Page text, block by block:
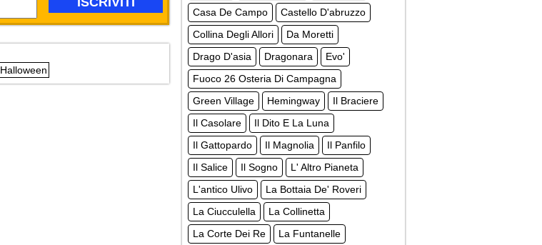
Halloween
Casa De Campo
Castello D'abruzzo
Collina Degli Allori
Da Moretti
Drago D'asia
Dragonara
Evo'
Fuoco 26 Osteria Di Campagna
Green Village
Hemingway
Il Braciere
Il Casolare
Il Dito E La Luna
Il Gattopardo
Il Magnolia
Il Panfilo
Il Salice
Il Sogno
L' Altro Pianeta
L'antico Ulivo
La Bottaia De' Roveri
La Ciucculella
La Collinetta
La Corte Dei Re
La Funtanelle